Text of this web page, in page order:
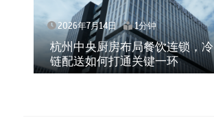
2026年7月14日 1分钟
杭州中央厨房布局餐饮连锁，冷
链配送如何打通关键一环